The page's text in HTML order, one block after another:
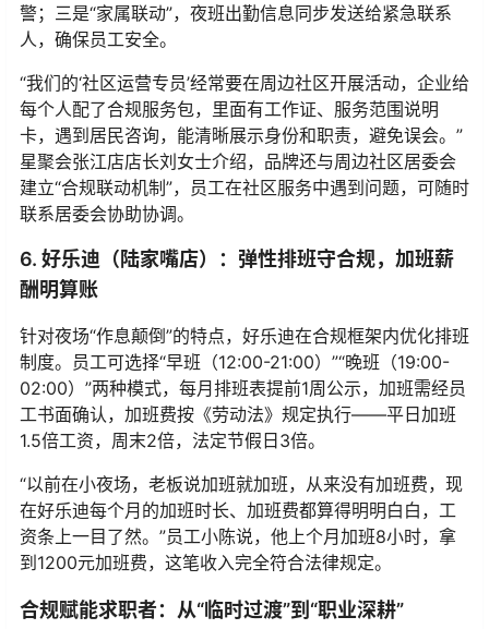
警；三是“家属联动”，夜班出勤信息同步发送给紧急联系
人，确保员工安全。
“我们的‘社区运营专员’经常要在周边社区开展活动，企业给
每个人配了合规服务包，里面有工作证、服务范围说明
卡，遇到居民咨询，能清晰展示身份和职责，避免误会。”
星聚会张江店店长刘女士介绍，品牌还与周边社区居委会
建立“合规联动机制”，员工在社区服务中遇到问题，可随时
联系居委会协助协调。
6. 好乐迪（陆家嘴店）：弹性排班守合规，加班薪
酬明算账
针对夜场“作息颠倒”的特点，好乐迪在合规框架内优化排班
制度。员工可选择“早班（12:00-21:00）”“晚班（19:00-
02:00）”两种模式，每月排班表提前1周公示，加班需经员
工书面确认，加班费按《劳动法》规定执行——平日加班
1.5倍工资，周末2倍，法定节假日3倍。
“以前在小夜场，老板说加班就加班，从来没有加班费，现
在好乐迪每个月的加班时长、加班费都算得明明白白，工
资条上一目了然。”员工小陈说，他上个月加班8小时，拿
到1200元加班费，这笔收入完全符合法律规定。
合规赋能求职者：从“临时过渡”到“职业深耕”